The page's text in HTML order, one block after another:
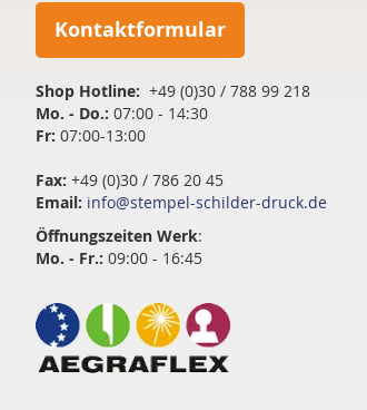
Kontaktformular
Shop Hotline: +49 (0)30 / 788 99 218
Mo. - Do.: 07:00 - 14:30
Fr: 07:00-13:00
Fax: +49 (0)30 / 786 20 45
Email: info@stempel-schilder-druck.de
Öffnungszeiten Werk:
Mo. - Fr.: 09:00 - 16:45